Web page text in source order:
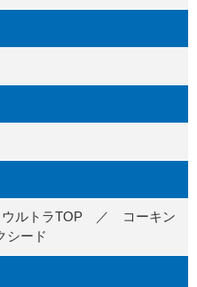
ウルトラTOP ／ コーキン
シード